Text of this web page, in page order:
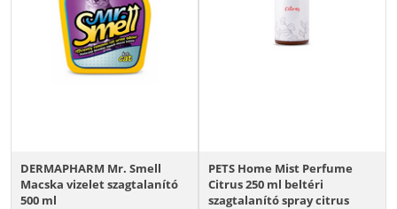
DERMAPHARM Mr. Smell
Macska vizelet szagtalanító
500 ml
PETS Home Mist Perfume
Citrus 250 ml beltéri
szagtalanító spray citrus